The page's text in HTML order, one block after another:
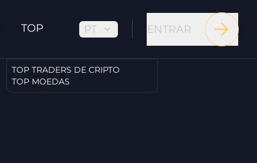
TOP
TOP TRADERS DE CRIPTO
TOP MOEDAS
PT ENTRAR